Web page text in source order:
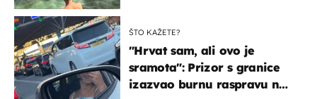
ŠTO KAŽETE?
"Hrvat sam, ali ovo je
sramota": Prizor s granice
izazvao burnu raspravu na